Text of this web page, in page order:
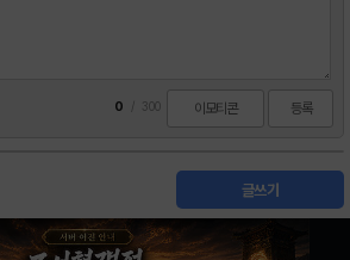
0 300 이모티콘 등록
글쓰기